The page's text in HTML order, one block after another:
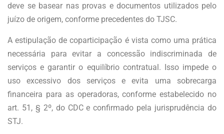
deve se basear nas provas e documentos utilizados pelo
juízo de origem, conforme precedentes do TJSC.
A estipulação de coparticipação é vista como uma prática
necessária para evitar a concessão indiscriminada de
serviços e garantir o equilíbrio contratual. Isso impede o
uso excessivo dos serviços e evita uma sobrecarga
financeira para as operadoras, conforme estabelecido no
art. 51, § 2º, do CDC e confirmado pela jurisprudência do
STJ.